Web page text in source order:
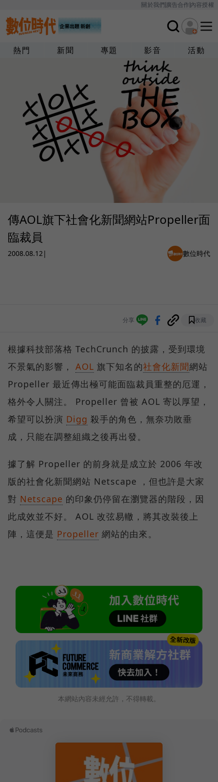
關於我們廣告合作內容授權
熱門 新聞 專題 影音 活動
傳AOL旗下社會化新聞網站Propeller面
臨裁員
2008.08.12| 數位時代
分享 收藏
根據科技部落格 TechCrunch 的披露，受到環境
不景氣的影響， AOL 旗下知名的社會化新聞網站
Propeller 最近傳出極可能面臨裁員重整的厄運，
格外令人關注。 Propeller 曾被 AOL 寄以厚望，
希望可以扮演 Digg 殺手的角色，無奈功敗垂
成，只能在調整組織之後再出發。
據了解 Propeller 的前身就是成立於 2006 年改
版的社會化新聞網站 Netscape ，但也許是大家
對 Netscape 的印象仍停留在瀏覽器的階段，因
此成效並不好。 AOL 改弦易轍，將其改裝後上
陣，這便是 Propeller 網站的由來。
本網站內容未經允許，不得轉載。